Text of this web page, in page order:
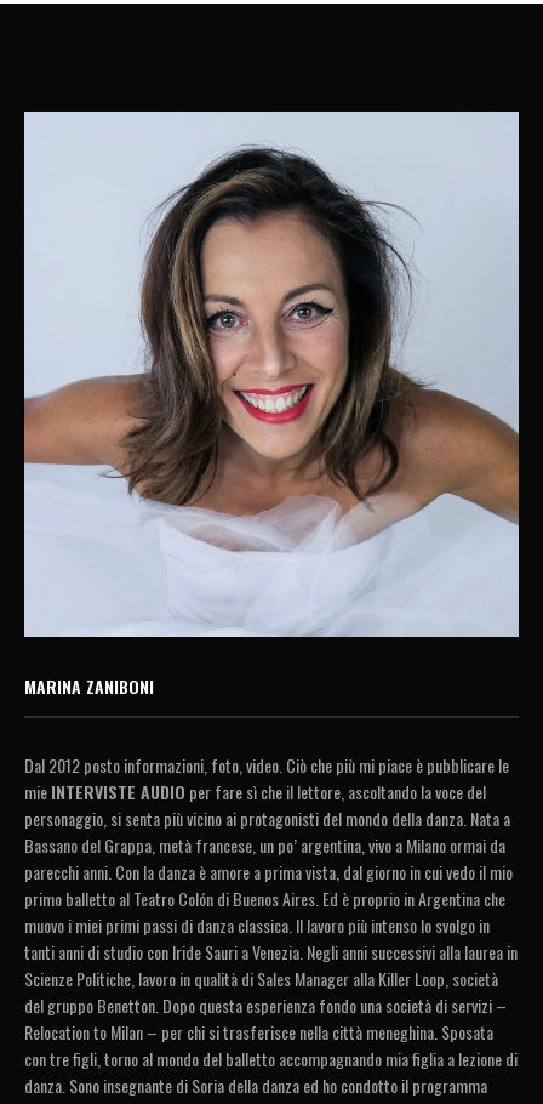
MARINA ZANIBONI
Dal 2012 posto informazioni, foto, video. Ciò che più mi piace è pubblicare le
mieINTERVISTE AUDIO per fare sì che il lettore, ascoltando la voce del
personaggio, si senta più vicino ai protagonisti del mondo della danza. Nata a
Bassano del Grappa, metà francese, un po’ argentina, vivo a Milano ormai da
parecchi anni. Con la danza è amore a prima vista, dal giorno in cui vedo il mio
primo balletto al Teatro Colón di Buenos Aires. Ed è proprio in Argentina che
muovo i miei primi passi di danza classica. Il lavoro più intenso lo svolgo in
tanti anni di studio con Iride Sauri a Venezia. Negli anni successivi alla laurea in
Scienze Politiche, lavoro in qualità di Sales Manager alla Killer Loop, società
del gruppo Benetton. Dopo questa esperienza fondo una società di servizi –
Relocation to Milan – per chi si trasferisce nella città meneghina. Sposata
con tre figli, torno al mondo del balletto accompagnando mia figlia a lezione di
danza. Sono insegnante di Soria della danza ed ho condotto il programma